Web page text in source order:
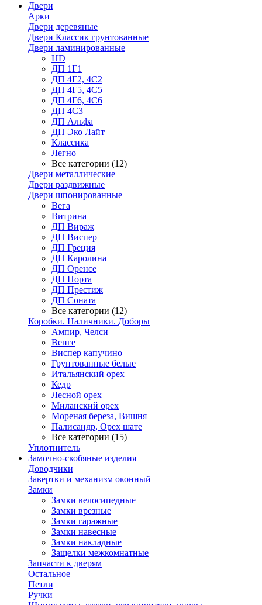
Двери
Арки
Двери деревяные
Двери Классик грунтованные
Двери ламинированные
HD
ДП 1Г1
ДП 4Г2, 4С2
ДП 4Г5, 4С5
ДП 4Г6, 4С6
ДП 4С3
ДП Альфа
ДП Эко Лайт
Классика
Легно
Все категории (12)
Двери металлические
Двери раздвижные
Двери шпонированные
Вега
Витрина
ДП Вираж
ДП Виспер
ДП Греция
ДП Каролина
ДП Оренсе
ДП Порта
ДП Престиж
ДП Соната
Все категории (12)
Коробки. Наличники. Доборы
Ампир, Челси
Венге
Виспер капучино
Грунтованные белые
Итальянский орех
Кедр
Лесной орех
Миланский орех
Мореная береза, Вишня
Палисандр, Орех шате
Все категории (15)
Уплотнитель
Замочно-скобяные изделия
Доводчики
Завертки и механизм оконный
Замки
Замки велосипедные
Замки врезные
Замки гаражные
Замки навесные
Замки накладные
Защелки межкомнатные
Запчасти к дверям
Остальное
Петли
Ручки